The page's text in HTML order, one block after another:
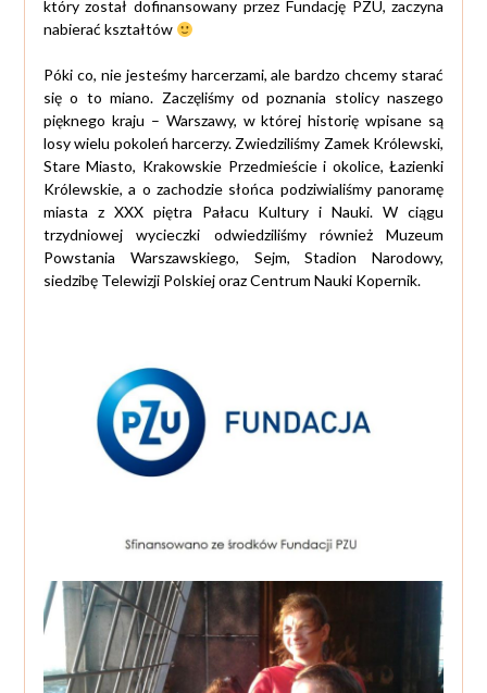
który został dofinansowany przez Fundację PZU, zaczyna
nabierać kształtów
Póki co, nie jesteśmy harcerzami, ale bardzo chcemy starać
się o to miano. Zaczęliśmy od poznania stolicy naszego
pięknego kraju – Warszawy, w której historię wpisane są
losy wielu pokoleń harcerzy. Zwiedziliśmy Zamek Królewski,
Stare Miasto, Krakowskie Przedmieście i okolice, Łazienki
Królewskie, a o zachodzie słońca podziwialiśmy panoramę
miasta z XXX piętra Pałacu Kultury i Nauki. W ciągu
trzydniowej wycieczki odwiedziliśmy również Muzeum
Powstania Warszawskiego, Sejm, Stadion Narodowy,
siedzibę Telewizji Polskiej oraz Centrum Nauki Kopernik.